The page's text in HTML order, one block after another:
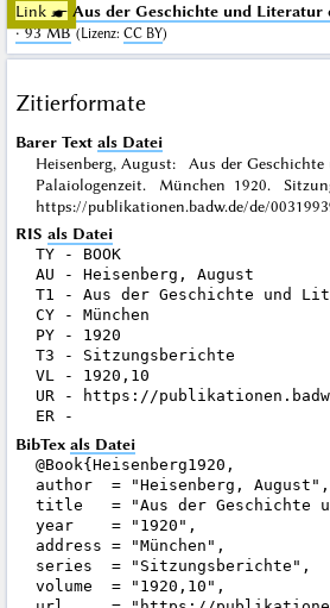
Link ☛ Aus der Geschichte und Literatur
· 93 MB (Lizenz: CC BY)
Zitierformate
Barer Text als Datei
Heisenberg, August: Aus der
Palaiologenzeit. München 1920.
https://publikationen.badw.de/de/
RIS als Datei
TY - BOOK
AU - Heisenberg, August
T1 - Aus der Geschichte und
CY - München
PY - 1920
T3 - Sitzungsberichte
VL - 1920,10
UR - https://
BibTex als Datei
@Book{Heisenberg1920,
author  = "Heisenberg, August",
title   = "Aus der Geschichte
year    = "1920",
address = "München",
series  = "Sitzungsberichte",
volume  = "1920,10",